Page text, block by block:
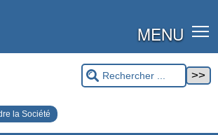
MENU
la Société